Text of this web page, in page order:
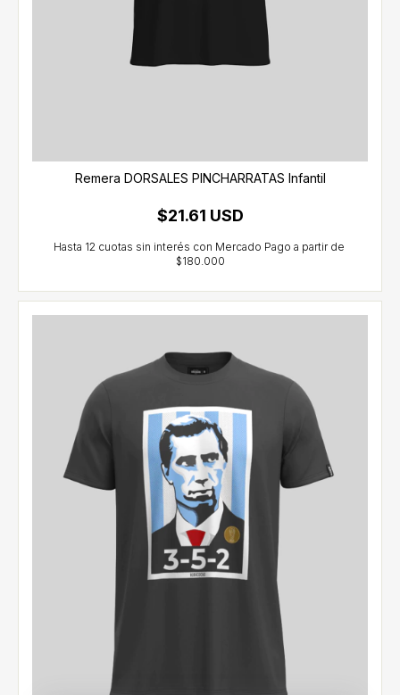
Remera DORSALES PINCHARRATAS Infantil
$21.61 USD